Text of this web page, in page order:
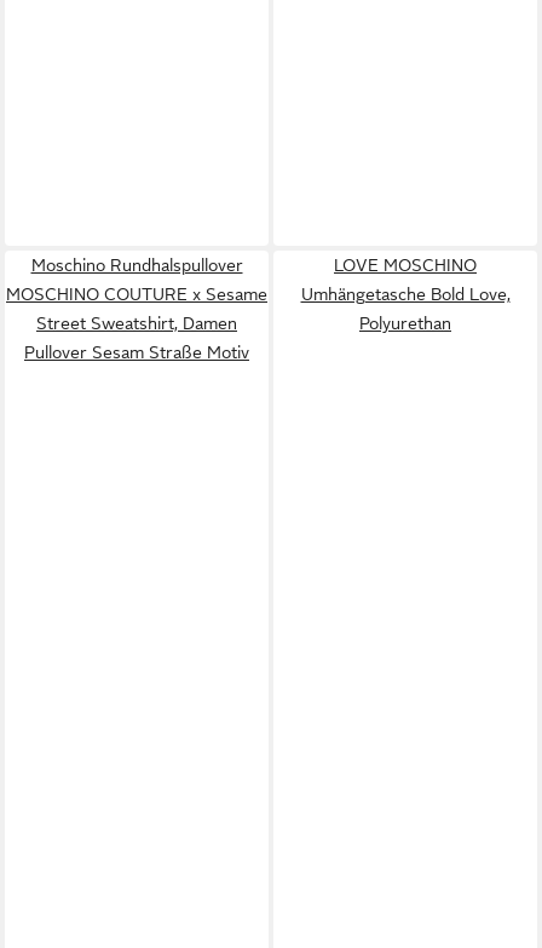
Moschino Rundhalspullover
MOSCHINO COUTURE x Sesame
Street Sweatshirt, Damen
Pullover Sesam Straße Motiv
LOVE MOSCHINO
Umhängetasche Bold Love,
Polyurethan